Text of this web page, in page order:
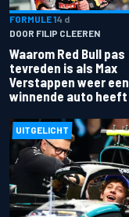
FORMULE 14 d
DOOR FILIP CLEEREN
Waarom Red Bull pas
tevreden is als Max
Verstappen weer een
winnende auto heeft
UITGELICHT